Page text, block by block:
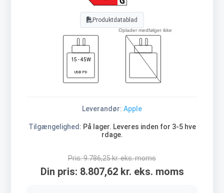
Produktdatablad
15 - 45W
USB PD
Oplader medfølger ikke
Leverandør: Apple
Tilgængelighed: På lager. Leveres inden for 3-5 hve
rdage.
Pris:9.786,25 kr. eks. moms
Din pris: 8.807,62 kr. eks. moms